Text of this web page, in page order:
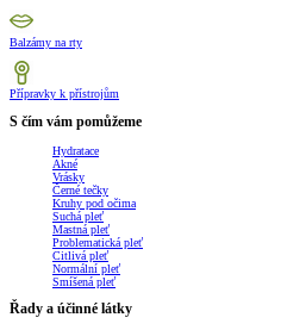
Balzámy na rty
Přípravky k přístrojům
S čím vám pomůžeme
Hydratace
Akné
Vrásky
Černé tečky
Kruhy pod očima
Suchá pleť
Mastná pleť
Problematická pleť
Citlivá pleť
Normální pleť
Smíšená pleť
Řady a účinné látky